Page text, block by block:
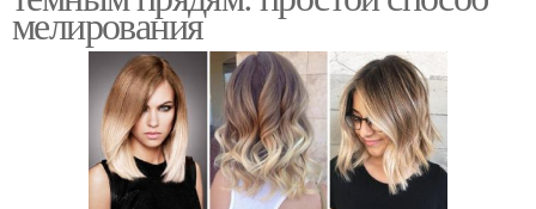
мелирования